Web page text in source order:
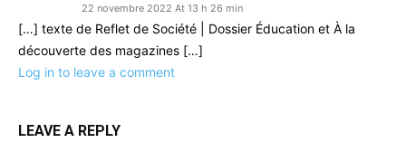
22 novembre 2022 At 13 h 26 min
[…] texte de Reflet de Société | Dossier Éducation et À la
découverte des magazines […]
Log in to leave a comment
LEAVE A REPLY